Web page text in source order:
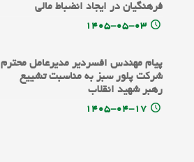
فرهنگیان در ایجاد انضباط مالی
۱۴۰۵-۰۵-۰۳
پیام مهندس افسردیر مدیرعامل محترم
شرکت پلور سبز به مناسبت تشییع
رهبر شهید انقلاب
۱۴۰۵-۰۴-۱۷